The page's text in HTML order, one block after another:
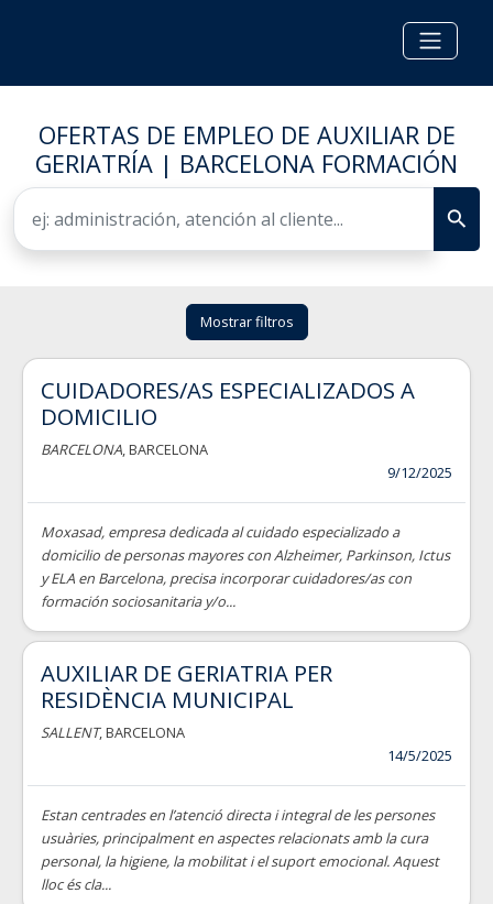
OFERTAS DE EMPLEO DE AUXILIAR DE
GERIATRÍA | BARCELONA FORMACIÓN
Mostrar filtros
CUIDADORES/AS ESPECIALIZADOS A
DOMICILIO
BARCELONA, BARCELONA
9/12/2025
Moxasad, empresa dedicada al cuidado especializado a
domicilio de personas mayores con Alzheimer, Parkinson, Ictus
y ELA en Barcelona, precisa incorporar cuidadores/as con
formación sociosanitaria y/o...
AUXILIAR DE GERIATRIA PER
RESIDÈNCIA MUNICIPAL
SALLENT, BARCELONA
14/5/2025
Estan centrades en l’atenció directa i integral de les persones
usuàries, principalment en aspectes relacionats amb la cura
personal, la higiene, la mobilitat i el suport emocional. Aquest
lloc és cla...